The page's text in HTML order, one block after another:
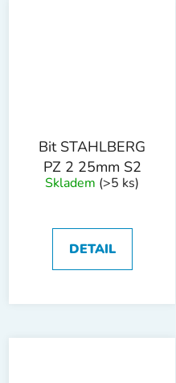
Bit STAHLBERG
PZ 2 25mm S2
Skladem (>5 ks)
DETAIL